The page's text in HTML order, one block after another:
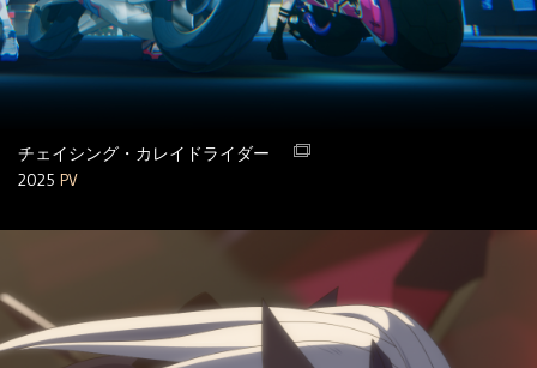
チェイシング・カレイドライダー
2025 PV